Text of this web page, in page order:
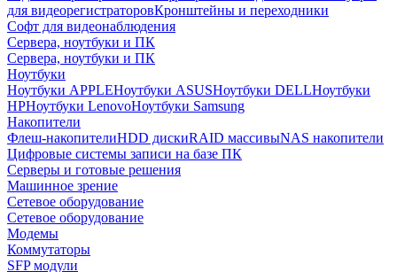
для видеорегистраторовКронштейны и переходники
Софт для видеонаблюдения
Сервера, ноутбуки и ПК
Сервера, ноутбуки и ПК
Ноутбуки
Ноутбуки APPLEНоутбуки ASUSНоутбуки DELLНоутбуки
HPНоутбуки LenovoНоутбуки Samsung
Накопители
Флеш-накопителиHDD дискиRAID массивыNAS накопители
Цифровые системы записи на базе ПК
Серверы и готовые решения
Машинное зрение
Сетевое оборудование
Сетевое оборудование
Модемы
Коммутаторы
SFP модули